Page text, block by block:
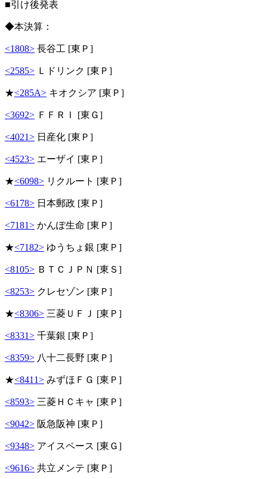
■引け後発表
◆本決算：
<1808> 長谷工 [東Ｐ]
<2585> Ｌドリンク [東Ｐ]
★<285A> キオクシア [東Ｐ]
<3692> ＦＦＲＩ [東Ｇ]
<4021> 日産化 [東Ｐ]
<4523> エーザイ [東Ｐ]
★<6098> リクルート [東Ｐ]
<6178> 日本郵政 [東Ｐ]
<7181> かんぽ生命 [東Ｐ]
★<7182> ゆうちょ銀 [東Ｐ]
<8105> ＢＴＣＪＰＮ [東Ｓ]
<8253> クレセゾン [東Ｐ]
★<8306> 三菱ＵＦＪ [東Ｐ]
<8331> 千葉銀 [東Ｐ]
<8359> 八十二長野 [東Ｐ]
★<8411> みずほＦＧ [東Ｐ]
<8593> 三菱ＨＣキャ [東Ｐ]
<9042> 阪急阪神 [東Ｐ]
<9348> アイスペース [東Ｇ]
<9616> 共立メンテ [東Ｐ]